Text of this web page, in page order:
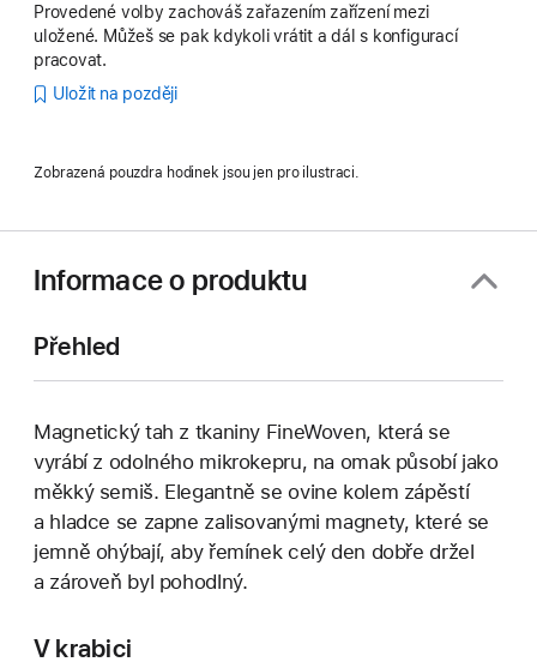
Provedené volby zachováš zařazením zařízení mezi
uložené. Můžeš se pak kdykoli vrátit a dál s konfigurací
pracovat.
Uložit na později
Zobrazená pouzdra hodinek jsou jen pro ilustraci.
Informace o produktu
Přehled
Magnetický tah z tkaniny FineWoven, která se
vyrábí z odolného mikrokepru, na omak působí jako
měkký semiš. Elegantně se ovine kolem zápěstí
a hladce se zapne zalisovanými magnety, které se
jemně ohýbají, aby řemínek celý den dobře držel
a zároveň byl pohodlný.
V krabici